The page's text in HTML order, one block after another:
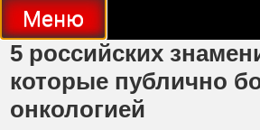
Меню
5 российских
которые публично
онкологией